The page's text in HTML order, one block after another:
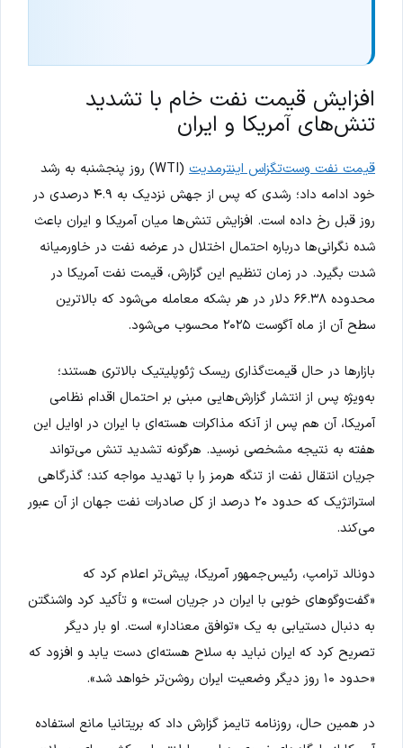
افزایش قیمت نفت خام با تشدید
تنش‌های آمریکا و ایران
قیمت نفت وست‌تگزاس اینترمدیت
(WTI) روز پنجشنبه به رشد
خود ادامه داد؛ رشدی که پس از جهش نزدیک به ۴.۹ درصدی در
روز قبل رخ داده است. افزایش تنش‌ها میان آمریکا و ایران باعث
شده نگرانی‌ها درباره احتمال اختلال در عرضه نفت در خاورمیانه
شدت بگیرد. در زمان تنظیم این گزارش، قیمت نفت آمریکا در
محدوده ۶۶.۳۸ دلار در هر بشکه معامله می‌شود که بالاترین
سطح آن از ماه آگوست ۲۰۲۵ محسوب می‌شود.
بازارها در حال قیمت‌گذاری ریسک ژئوپلیتیک بالاتری هستند؛
به‌ویژه پس از انتشار گزارش‌هایی مبنی بر احتمال اقدام نظامی
آمریکا، آن هم پس از آنکه مذاکرات هسته‌ای با ایران در اوایل این
هفته به نتیجه مشخصی نرسید. هرگونه تشدید تنش می‌تواند
جریان انتقال نفت از تنگه هرمز را با تهدید مواجه کند؛ گذرگاهی
استراتژیک که حدود ۲۰ درصد از کل صادرات نفت جهان از آن عبور
می‌کند.
دونالد ترامپ، رئیس‌جمهور آمریکا، پیش‌تر اعلام کرد که
«گفت‌وگوهای خوبی با ایران در جریان است» و تأکید کرد واشنگتن
به دنبال دستیابی به یک «توافق معنادار» است. او بار دیگر
تصریح کرد که ایران نباید به سلاح هسته‌ای دست یابد و افزود که
«حدود ۱۰ روز دیگر وضعیت ایران روشن‌تر خواهد شد».
در همین حال، روزنامه تایمز گزارش داد که بریتانیا مانع استفاده